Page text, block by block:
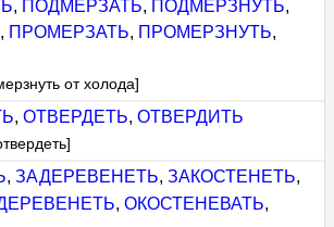
, ПОДМЕРЗАТЬ, ПОДМЕРЗНУТЬ,
, ПРОМЕРЗАТЬ, ПРОМЕРЗНУТЬ,
от холода]
, ОТВЕРДЕТЬ, ОТВЕРДИТЬ
, ЗАДЕРЕВЕНЕТЬ, ЗАКОСТЕНЕТЬ,
,ОКОСТЕНЕВАТЬ,